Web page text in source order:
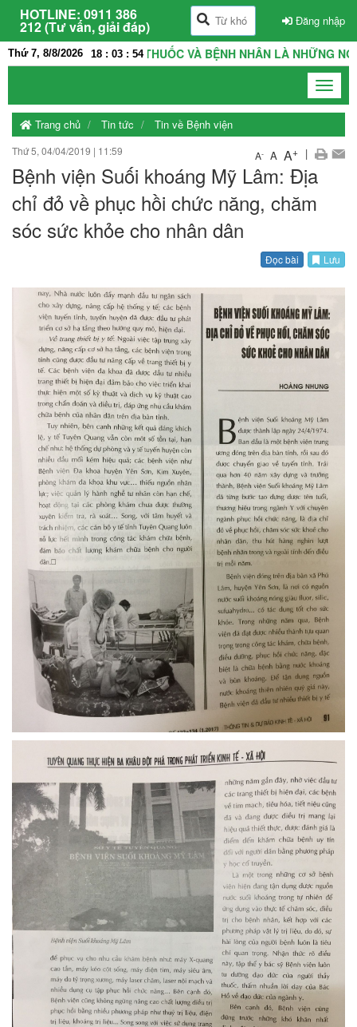
HOTLINE: 0911 386
212 (Tư vấn, giải đáp) Đăng nhập
Thứ 7, 8/8/2026 18 : 03 : 55
LÀ NHÀ, THẦY THUỐC VÀ BỆNH NHÂN LÀ NHỮNG NGƯỜI
Toggle
Trang chủ
Tin tức Tin về Bệnh viện
Thứ 5, 04/04/2019 | 11:59 A- A A+ |
Bệnh viện Suối khoáng Mỹ Lâm: Địa
chỉ đỏ về phục hồi chức năng, chăm
sóc sức khỏe cho nhân dân
Đọc bài Lưu